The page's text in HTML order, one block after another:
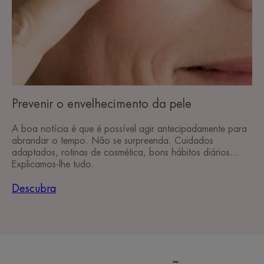
Prevenir o envelhecimento da pele
A boa notícia é que é possível agir antecipadamente para
abrandar o tempo. Não se surpreenda. Cuidados
adaptados, rotinas de cosmética, bons hábitos diários...
Explicamos-lhe tudo.
Descubra